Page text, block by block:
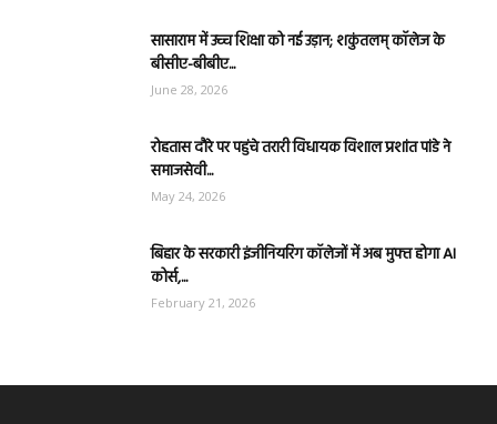
सासाराम में उच्च शिक्षा को नई उड़ान; शकुंतलम् कॉलेज के
बीसीए-बीबीए...
June 28, 2026
रोहतास दौरे पर पहुंचे तरारी विधायक विशाल प्रशांत पांडे ने
समाजसेवी...
May 24, 2026
बिहार के सरकारी इंजीनियरिंग कॉलेजों में अब मुफ्त होगा AI
कोर्स,...
February 21, 2026